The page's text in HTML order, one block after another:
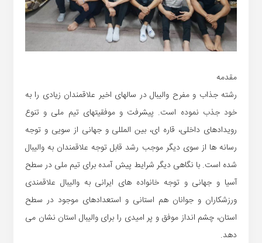
مقدمه
رشته جذاب و مفرح والیبال در سالهای اخیر علاقمندان زیادی را به
خود جذب نموده است. پیشرفت و موفقیتهای تیم ملی و تنوع
رویدادهای داخلی، قاره ای، بین المللی و جهانی از سویی و توجه
رسانه ها از سوی دیگر موجب رشد قابل توجه علاقمندان به والیبال
شده است. با نگاهی دیگر شرایط پیش آمده برای تیم ملی در سطح
آسیا و جهانی و توجه خانواده های ایرانی به والیبال علاقمندی
ورزشکاران و جوانان هم استانی و استعدادهای موجود در سطح
استان، چشم انداز موفق و پر امیدی را برای والیبال استان نشان می
دهد.